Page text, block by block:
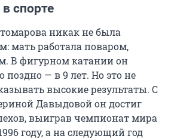
спорте
никак не была
мать работала поваром,
В фигурном катании он
поздно — в 9 лет. Но это не
высокие результаты. С
Давыдовой он достиг
выиграв чемпионат мира
году, а на следующий год